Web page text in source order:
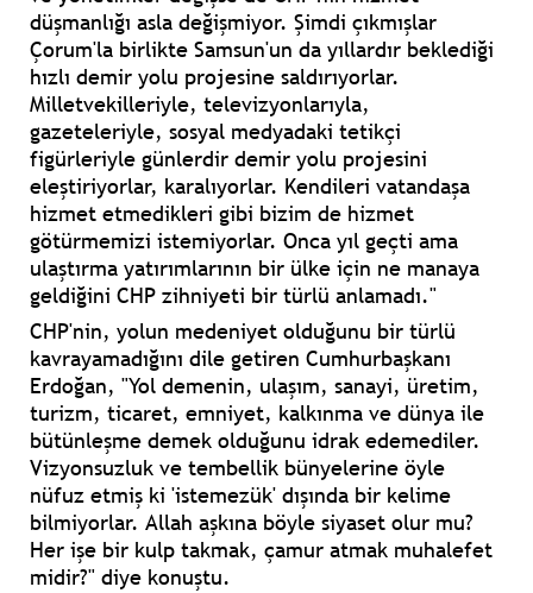
düşmanlığı asla değişmiyor. Şimdi çıkmışlar
Çorum'la birlikte Samsun'un da yıllardır beklediği
hızlı demir yolu projesine saldırıyorlar.
Milletvekilleriyle, televizyonlarıyla,
gazeteleriyle, sosyal medyadaki tetikçi
figürleriyle günlerdir demir yolu projesini
eleştiriyorlar, karalıyorlar. Kendileri vatandaşa
hizmet etmedikleri gibi bizim de hizmet
götürmemizi istemiyorlar. Onca yıl geçti ama
ulaştırma yatırımlarının bir ülke için ne manaya
geldiğini CHP zihniyeti bir türlü anlamadı."
CHP'nin, yolun medeniyet olduğunu bir türlü
kavrayamadığını dile getiren Cumhurbaşkanı
Erdoğan, "Yol demenin, ulaşım, sanayi, üretim,
turizm, ticaret, emniyet, kalkınma ve dünya ile
bütünleşme demek olduğunu idrak edemediler.
Vizyonsuzluk ve tembellik bünyelerine öyle
nüfuz etmiş ki 'istemezük' dışında bir kelime
bilmiyorlar. Allah aşkına böyle siyaset olur mu?
Her işe bir kulp takmak, çamur atmak muhalefet
midir?" diye konuştu.